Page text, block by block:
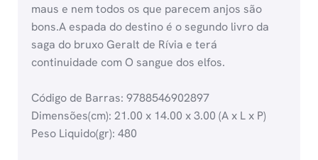
maus e nem todos os que parecem anjos são
bons.A espada do destino é o segundo livro da
saga do bruxo Geralt de Rívia e terá
continuidade com O sangue dos elfos.
Código de Barras: 9788546902897
Dimensões(cm): 21.00 x 14.00 x 3.00 (A x L x P)
Peso Liquido(gr): 480